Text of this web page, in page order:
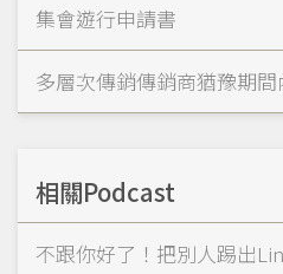
集會遊行申請書
多層次傳銷傳銷商猶豫期
相關Podcast
不跟你好了！把別人踢出